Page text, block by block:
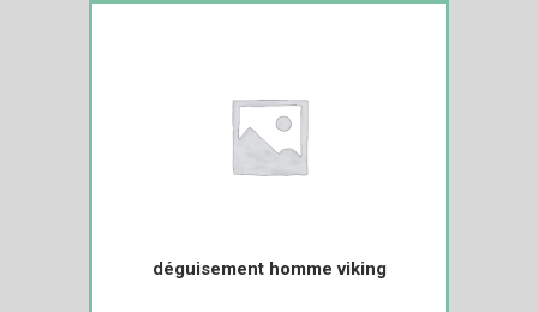
déguisement homme viking